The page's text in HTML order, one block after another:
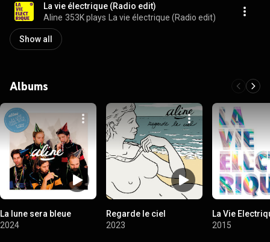
La vie électrique (Radio edit)
Aline 353K plays La vie électrique (Radio edit)
Show all
Albums
La lune sera bleue
2024
Regarde le ciel
2023
La Vie
2015